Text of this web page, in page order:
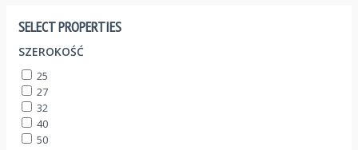
SELECT PROPERTIES
SZEROKOŚĆ
25
27
32
40
50